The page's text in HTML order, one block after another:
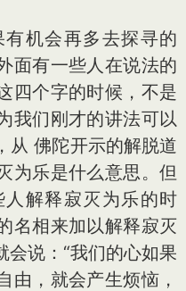
机会再多去探寻的
面有一些人在说法的
四个字的时候，不是
我们刚才的讲法可以
从 佛陀开示的解脱道
为乐是什么意思。但
解释寂灭为乐的时
名相来加以解释寂灭
会说：“我们的心如果
由，就会产生烦恼，